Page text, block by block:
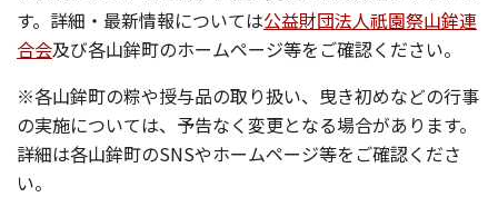
す。詳細・最新情報については公益財団法人祇園祭山鉾連
合会及び各山鉾町のホームページ等をご確認ください。
※各山鉾町の粽や授与品の取り扱い、曳き初めなどの行事
の実施については、予告なく変更となる場合があります。
詳細は各山鉾町のSNSやホームページ等をご確認くださ
い。